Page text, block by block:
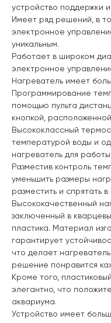
устройство поддержки
Имеет ряд решений, в
электронное
уникальным.
Работает в широком
электронное
Нагреватель имеет
Программирование
помощью пульта
кнопкой,
Высококлассный
температурой воды и
нагреватель для
Разместив контроль
уменьшить размеры
разместить и спрятать
Высококачественный
заключенный в
пластика. Материал
гарантирует
что делает
решение понравится
Кроме того,
элегантно, что
аквариума.
Устройство имеет